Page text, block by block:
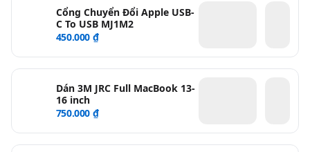
Cổng Chuyển Đổi Apple USB-
C To USB MJ1M2
450.000 ₫
Dán 3M JRC Full MacBook 13-
16 inch
750.000 ₫